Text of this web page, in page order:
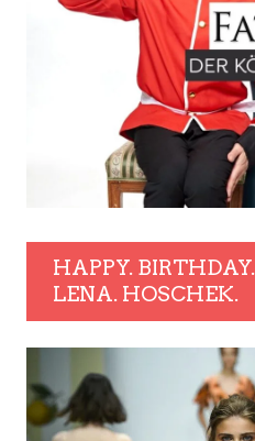
HAPPY.
LENA. HOSCHEK.